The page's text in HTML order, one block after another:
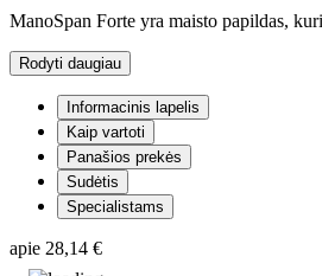
ManoSpan Forte yra maisto papildas,
Rodyti daugiau
Informacinis lapelis
Kaip vartoti
Panašios prekės
Sudėtis
Specialistams
apie 28,14 €